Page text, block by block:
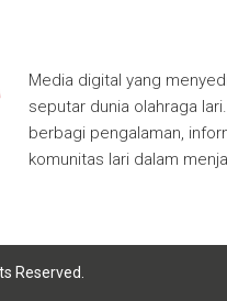
Media digital yang
seputar dunia olahraga
berbagi pengalaman,
komunitas lari dalam
Reserved.